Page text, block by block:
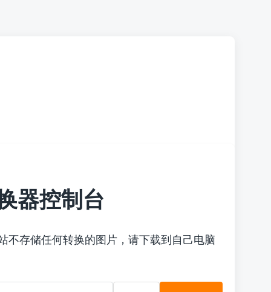
器控制台
不存储任何转换的图片，请下载到自己电脑